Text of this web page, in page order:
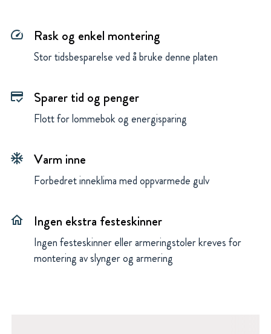
speed Rask og enkel montering
Stor tidsbesparelse ved å bruke denne platen
credit_score Sparer tid og penger
Flott for lommebok og energisparing
ac_unit Varm inne
Forbedret inneklima med oppvarmede gulv
home Ingen ekstra festeskinner
Ingen festeskinner eller armeringstoler kreves for
montering av slynger og armering